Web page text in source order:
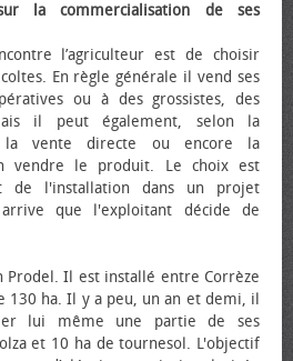
la commercialisation de ses
l’agriculteur est de choisir
En règle générale il vend ses
ou à des grossistes, des
il peut également, selon la
la vente directe ou encore la
vendre le produit. Le choix est
de l'installation dans un projet
que l'exploitant décide de
Prodel. Il est installé entre Corrèze
130 ha. Il y a peu, un an et demi, il
lui même une partie de ses
et 10 ha de tournesol. L'objectif